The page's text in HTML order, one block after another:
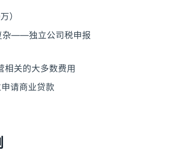
）
杂——独立公司税申报
关的大多数费用
请商业贷款